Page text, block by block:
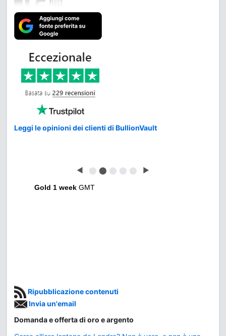
Leggi le opinioni dei clienti di BullionVault
◀ ⬤ ⬤ ⬤ ⬤ ⬤ ▶
Gold 1 week GMT
Ripubblicazione contenuti
Invia un'email
Domanda e offerta di oro e argento